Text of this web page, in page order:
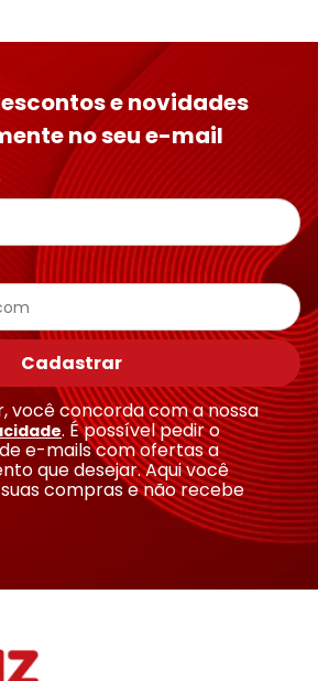
e novidades
no seu e-mail
Cadastrar
você concorda com a nossa
. É possível pedir o
e-mails com ofertas a
que desejar. Aqui você
compras e não recebe